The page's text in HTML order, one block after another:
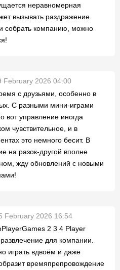
неравномерная
вызывать раздражение.
собрать компанию, можно
February 2026 04:00
с друзьями, особенно в
С разными мини-играми
вот управление иногда
чувствительное, и в
это немного бесит. В
на разок-другой вполне
жду обновлений с новыми
February 2026 16:54
2 3 4 Player
для компании.
играть вдвоём и даже
времяпрепровождение